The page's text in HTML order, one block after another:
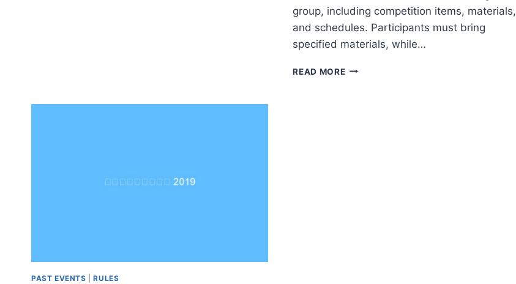
group, including competition items, materials,
and schedules. Participants must bring
specified materials, while…
READ MORECOMPETITION
PAST EVENTS |RULES